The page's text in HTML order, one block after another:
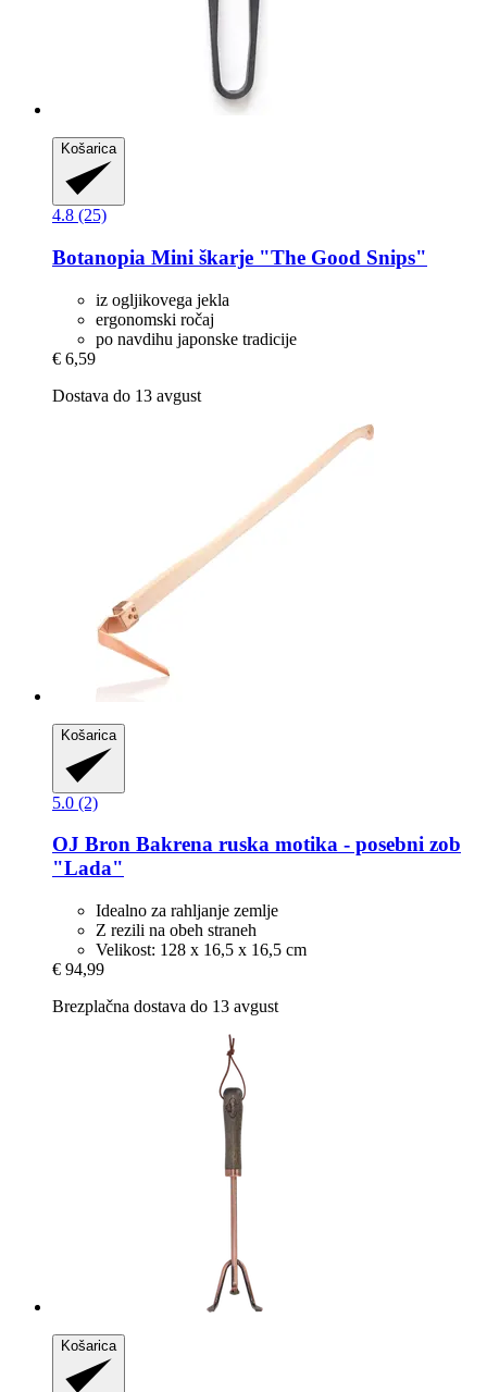
Košarica
4.8 (25)
Botanopia Mini škarje "The Good Snips"
iz ogljikovega jekla
ergonomski ročaj
po navdihu japonske tradicije
€ 6,59
Dostava do 13 avgust
Košarica
5.0 (2)
OJ Bron Bakrena ruska motika -​ posebni zob
"Lada"
Idealno za rahljanje zemlje
Z rezili na obeh straneh
Velikost: 128 x 16,5 x 16,5 cm
€ 94,99
Brezplačna dostava do 13 avgust
Košarica